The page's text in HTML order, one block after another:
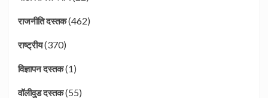
राजनीति दस्तक(462)
राष्ट्रीय(370)
विज्ञापन दस्तक(1)
वॉलीवुड दस्तक(55)